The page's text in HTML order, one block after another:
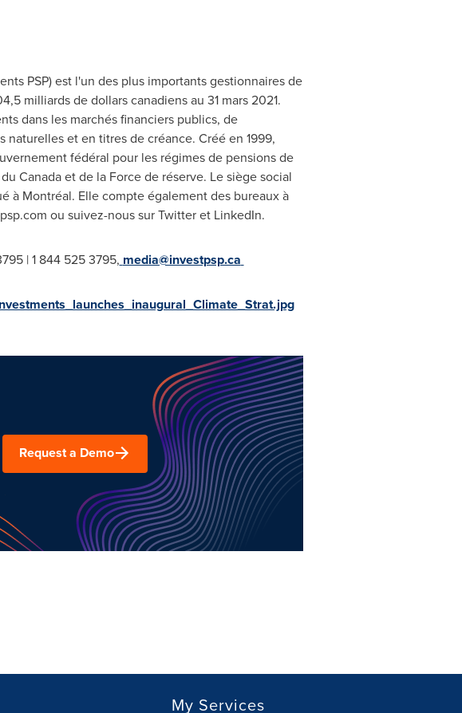
PSP) est l'un des plus importants gestionnaires de
milliards de dollars canadiens au 31 mars 2021.
dans les marchés financiers publics, de
et en titres de créance. Créé en 1999,
fédéral pour les régimes de pensions de
Canadaet de la Force de réserve. Le siège social
à Montréal. Elle compte également des bureaux à
ou suivez-nous sur Twitter et LinkedIn.
| 1 844 525 3795, media@investpsp.ca
Request a Demo
My Services